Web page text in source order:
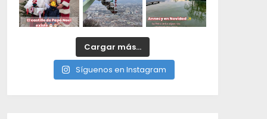
Cargar más...
Síguenos en Instagram